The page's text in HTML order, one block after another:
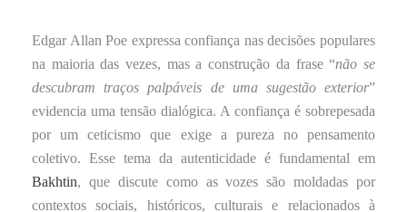
Edgar Allan Poe expressa confiança nas decisões populares
na maioria das vezes, mas a construção da frase “não se
descubram traços palpáveis de uma sugestão exterior”
evidencia uma tensão dialógica. A confiança é sobrepesada
por um ceticismo que exige a pureza no pensamento
coletivo. Esse tema da autenticidade é fundamental em
Bakhtin, que discute como as vozes são moldadas por
contextos sociais, históricos, culturais e relacionados à